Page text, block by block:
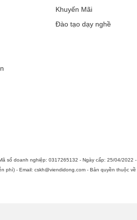
Khuyến Mãi
Đào tạo dạy nghề
số doanh nghiệp: 0317265132 - Ngày cấp: 25/04/2022 -
phí) - Email: cskh@viendidong.com - Bản quyền thuộc về